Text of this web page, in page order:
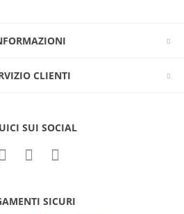
CLIENTI
SUI SOCIAL
SICURI